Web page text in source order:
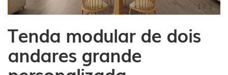
Tenda modular de dois
andares grande
1 / 3